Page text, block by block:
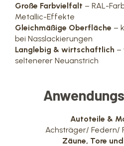
Große Farbvielfalt – RAL-
Metallic-Effekte
Gleichmäßige Oberfläche –
bei Nasslackierungen
Langlebig & wirtschaftlich –
seltenerer Neuanstrich
Autoteile &
Achsträger/ Federn/
Zäune, Tore